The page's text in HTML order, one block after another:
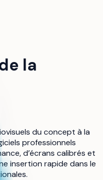
la
du concept à la
professionnels
d’écrans calibrés et
insertion rapide dans le